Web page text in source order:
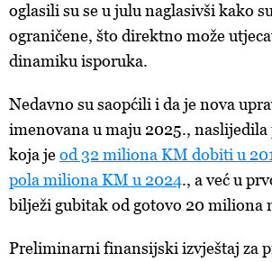
oglasili su se u julu naglasivši kako su
ograničene, što direktno može
dinamiku isporuka.
Nedavno su saopćili i da je nova
imenovana u maju 2025.,
koja jeod 32miliona KM dobiti u
pola miliona KM u 2024., aveć u
bilježi gubitak od gotovo 20 miliona
Preliminarni finansijski izvještaj za